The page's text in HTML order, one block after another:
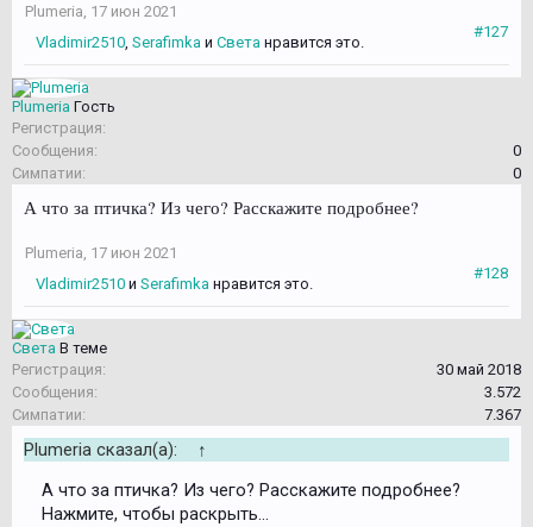
Plumeria 17 июн 2021
#127
Vladimir2510 Serafimka и Света нравится это.
Plumeria Гость
Регистрация:
Сообщения:
0
Симпатии:
0
А что за птичка? Из чего? Расскажите подробнее?
Plumeria 17 июн 2021
#128
Vladimir2510 и Serafimka нравится это.
Света В теме
Регистрация:
30 май 2018
Сообщения:
3.572
Симпатии:
7.367
Plumeria сказал(а):
↑
А что за птичка? Из чего? Расскажите подробнее?
Нажмите, чтобы раскрыть...